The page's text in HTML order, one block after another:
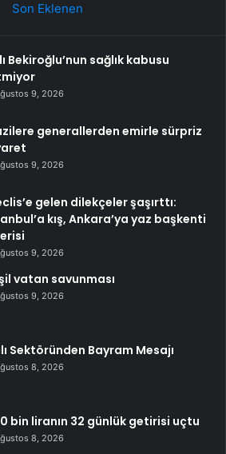
Son Eklenen
Bekiroğlu’nun sağlık kabusu
9, 2026
generallerden emirle sürpriz
9, 2026
gelen dilekçeler şaşırttı:
kış, Ankara’ya yaz başkenti
9, 2026
vatan savunması
9, 2026
Sektöründen Bayram Mesajı
8, 2026
bin liranın 32 günlük getirisi uçtu
8, 2026